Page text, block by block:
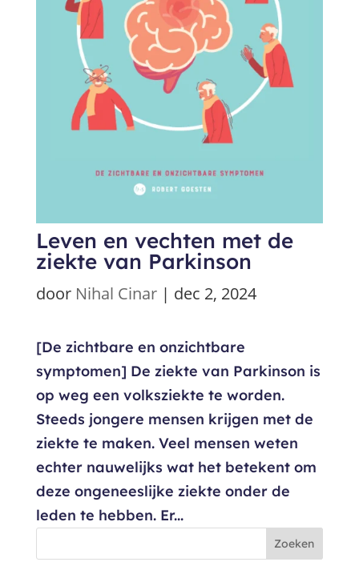
Leven en vechten met de
ziekte van Parkinson
door Nihal Cinar| dec 2, 2024
[De zichtbare en onzichtbare
symptomen] De ziekte van Parkinson is
op weg een volksziekte te worden.
Steeds jongere mensen krijgen met de
ziekte te maken. Veel mensen weten
echter nauwelijks wat het betekent om
deze ongeneeslijke ziekte onder de
leden te hebben. Er...